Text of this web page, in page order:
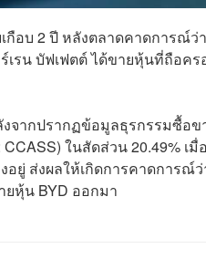
อบ 2 ปี หลังตลาดคาดการณ์ว่า
เรน บัฟเฟตต์ ได้ขายหุ้นที่ถือคร
จากปรากฏข้อมูลธุรกรรมซื้อข
ในสัดส่วน 20.49% เมื่
อยู่ ส่งผลให้เกิดการคาดการณ์ว่
ยหุ้น BYD ออกมา